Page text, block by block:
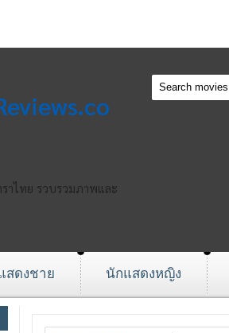
าไทย รวบรวมภาพและ
สดงชาย นักแสดงหญิง